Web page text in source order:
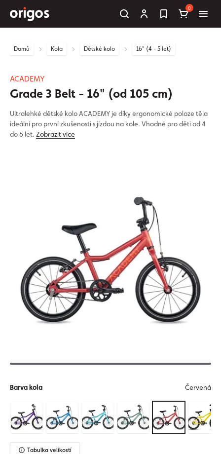
0
Domů Kola Dětské kolo 16" (4 - 5 let)
ACADEMY
Grade 3 Belt - 16" (od 105 cm)
Ultralehké dětské kolo ACADEMY je díky ergonomické poloze těla
ideální pro první zkušenosti s jízdou na kole. Vhodné pro děti od 4
do 6 let. Zobrazit více
Barva kola Červená
Tabulka velikostí